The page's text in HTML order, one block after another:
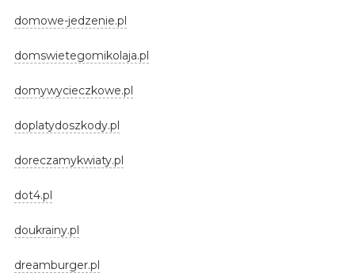
domowe-jedzenie.pl
domswietegomikolaja.pl
domywycieczkowe.pl
doplatydoszkody.pl
doreczamykwiaty.pl
dot4.pl
doukrainy.pl
dreamburger.pl